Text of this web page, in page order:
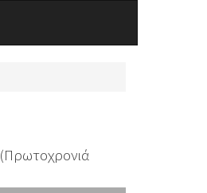
(Πρωτοχρονιά